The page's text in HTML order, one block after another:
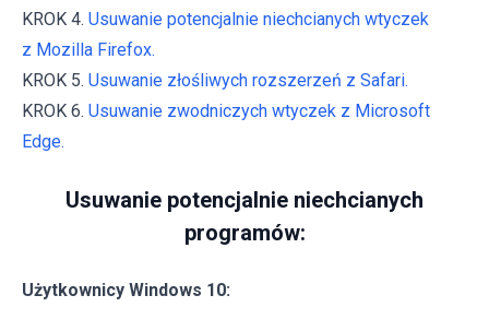
KROK 4. Usuwanie potencjalnie niechcianych wtyczek
z Mozilla Firefox.
KROK 5. Usuwanie złośliwych rozszerzeń z Safari.
KROK 6. Usuwanie zwodniczych wtyczek z Microsoft
Edge.
Usuwanie potencjalnie niechcianych
programów:
Użytkownicy Windows 10: